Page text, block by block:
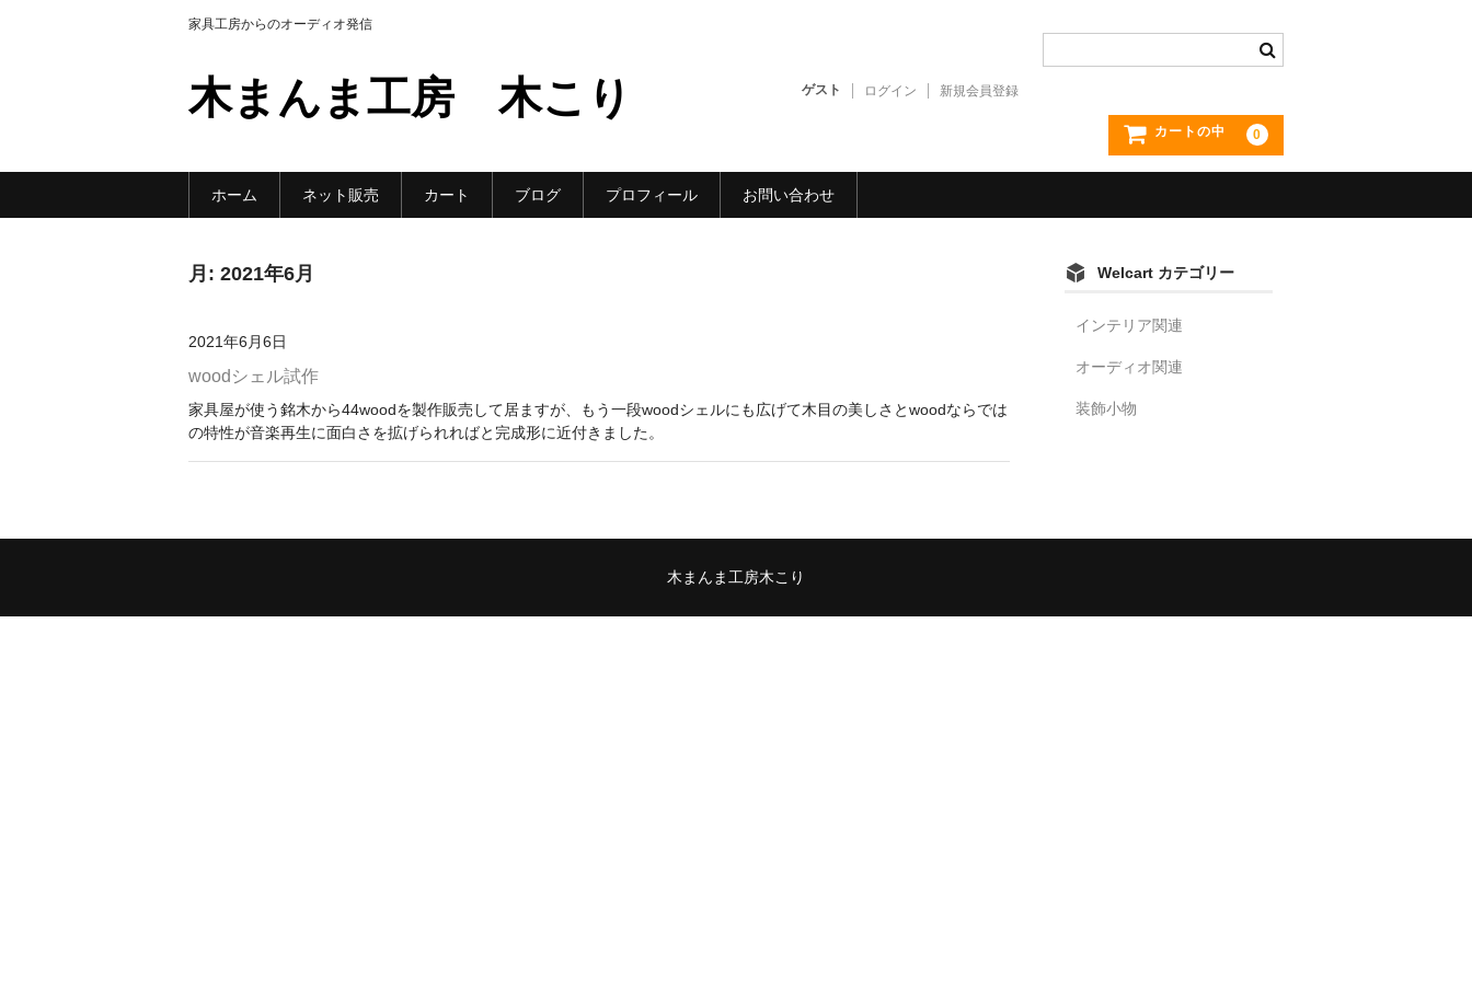
家具工房からのオーディオ発信
木まんま工房 木こり ゲスト ログイン 新規会員登録
カートの中 0
ホーム ネット販売 カート ブログ プロフィール お問い合わせ
月: 2021年6月
2021年6月6日
woodシェル試作
家具屋が使う銘木から44woodを製作販売して居ますが、もう一段woodシェルにも広げて木目の美しさとwoodならでは
の特性が音楽再生に面白さを拡げられればと完成形に近付きました。
Welcart カテゴリー
インテリア関連
オーディオ関連
装飾小物
木まんま工房木こり